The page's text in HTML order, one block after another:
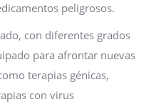
peligrosos.
con diferentes grados
para afrontar nuevas
terapias génicas,
con virus